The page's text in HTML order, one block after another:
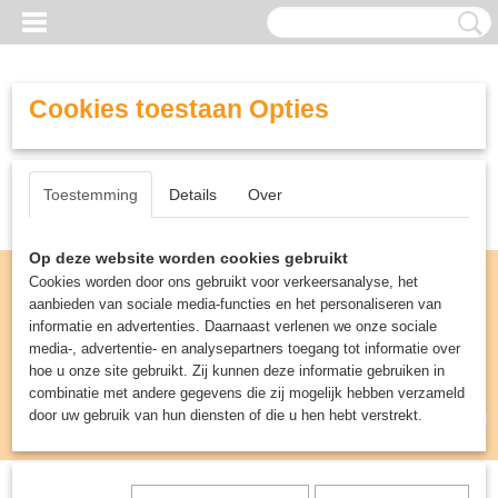
Inloggen Registreren
UW WINKELWAGEN
(0)
Cookies toestaan Opties
Toestemming Details Over
Op deze website worden cookies gebruikt
Cookies worden door ons gebruikt voor verkeersanalyse, het
aanbieden van sociale media-functies en het personaliseren van
informatie en advertenties. Daarnaast verlenen we onze sociale
media-, advertentie- en analysepartners toegang tot informatie over
hoe u onze site gebruikt. Zij kunnen deze informatie gebruiken in
combinatie met andere gegevens die zij mogelijk hebben verzameld
door uw gebruik van hun diensten of die u hen hebt verstrekt.